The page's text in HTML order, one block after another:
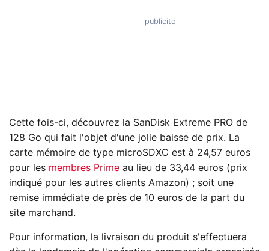
Cette fois-ci, découvrez la SanDisk Extreme PRO de
128 Go qui fait l'objet d'une jolie baisse de prix. La
carte mémoire de type microSDXC est à 24,57 euros
pour les membres Prime au lieu de 33,44 euros (prix
indiqué pour les autres clients Amazon) ; soit une
remise immédiate de près de 10 euros de la part du
site marchand.
Pour information, la livraison du produit s'effectuera